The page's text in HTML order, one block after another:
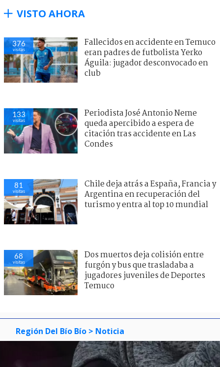
VISTO AHORA
376
visitas
Fallecidos en accidente en Temuco
eran padres de futbolista Yerko
Águila: jugador desconvocado en
club
133
visitas
Periodista José Antonio Neme
queda apercibido a espera de
citación tras accidente en Las
Condes
81
visitas
Chile deja atrás a España, Francia y
Argentina en recuperación del
turismo y entra al top 10 mundial
68
visitas
Dos muertos deja colisión entre
furgón y bus que trasladaba a
jugadores juveniles de Deportes
Temuco
Región Del Bío Bío > Noticia